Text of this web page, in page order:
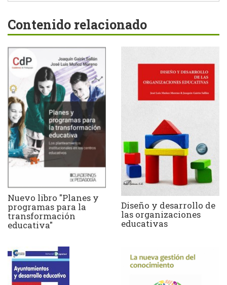
Contenido relacionado
Nuevo libro "Planes y
programas para la
transformación
educativa"
Diseño y desarrollo de
las organizaciones
educativas